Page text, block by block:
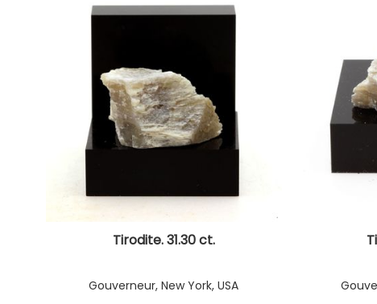
Tirodite. 31.30 ct.
Gouverneur, New York, USA